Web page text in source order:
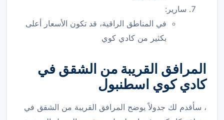
سارير:
في المناطق الراقية، قد تكون الأسعار أعلى
بكثير من كادي كوي
المرافق القريبة من الشقق في
كادي كوي اسطنبول
، سأقدم لك جدولاً يوضح المرافق القريبة من الشقق في